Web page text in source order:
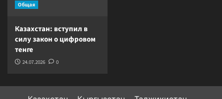
Общая
Казахстан: вступил в
силу закон о цифровом
тенге
24.07.2026 0